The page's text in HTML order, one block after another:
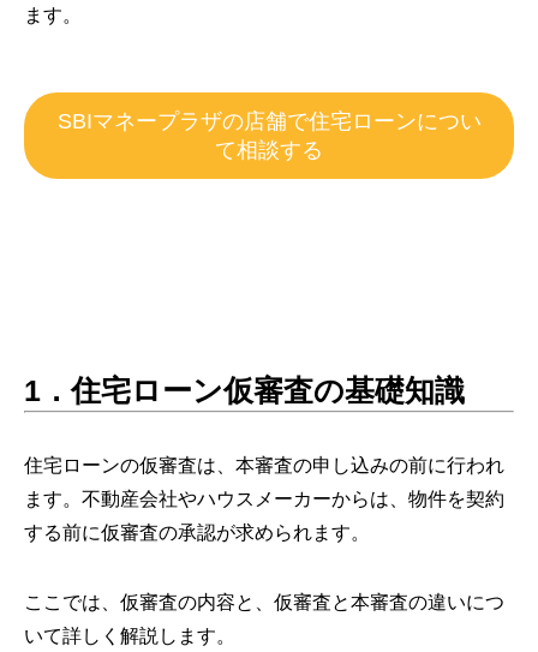
ます。
SBIマネープラザの店舗で住宅ローンについ
て相談する
1．住宅ローン仮審査の基礎知識
住宅ローンの仮審査は、本審査の申し込みの前に行われ
ます。不動産会社やハウスメーカーからは、物件を契約
する前に仮審査の承認が求められます。
ここでは、仮審査の内容と、仮審査と本審査の違いにつ
いて詳しく解説します。